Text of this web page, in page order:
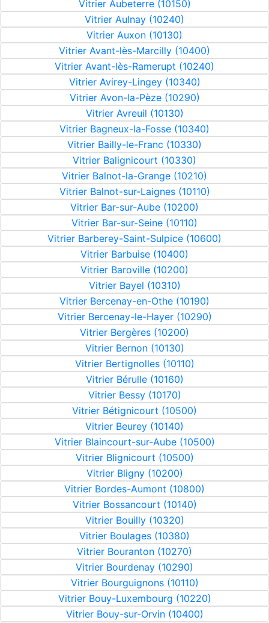
Vitrier Aubeterre (10150)
Vitrier Aulnay (10240)
Vitrier Auxon (10130)
Vitrier Avant-lès-Marcilly (10400)
Vitrier Avant-lès-Ramerupt (10240)
Vitrier Avirey-Lingey (10340)
Vitrier Avon-la-Pèze (10290)
Vitrier Avreuil (10130)
Vitrier Bagneux-la-Fosse (10340)
Vitrier Bailly-le-Franc (10330)
Vitrier Balignicourt (10330)
Vitrier Balnot-la-Grange (10210)
Vitrier Balnot-sur-Laignes (10110)
Vitrier Bar-sur-Aube (10200)
Vitrier Bar-sur-Seine (10110)
Vitrier Barberey-Saint-Sulpice (10600)
Vitrier Barbuise (10400)
Vitrier Baroville (10200)
Vitrier Bayel (10310)
Vitrier Bercenay-en-Othe (10190)
Vitrier Bercenay-le-Hayer (10290)
Vitrier Bergères (10200)
Vitrier Bernon (10130)
Vitrier Bertignolles (10110)
Vitrier Bérulle (10160)
Vitrier Bessy (10170)
Vitrier Bétignicourt (10500)
Vitrier Beurey (10140)
Vitrier Blaincourt-sur-Aube (10500)
Vitrier Blignicourt (10500)
Vitrier Bligny (10200)
Vitrier Bordes-Aumont (10800)
Vitrier Bossancourt (10140)
Vitrier Bouilly (10320)
Vitrier Boulages (10380)
Vitrier Bouranton (10270)
Vitrier Bourdenay (10290)
Vitrier Bourguignons (10110)
Vitrier Bouy-Luxembourg (10220)
Vitrier Bouy-sur-Orvin (10400)